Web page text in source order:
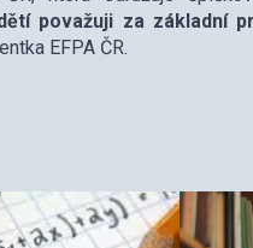
považuji za základní
EFPA ČR.